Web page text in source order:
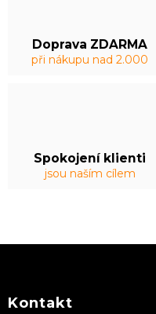
Doprava ZDARMA
při nákupu nad 2.000
Spokojení klienti
jsou naším cílem
aKontakt